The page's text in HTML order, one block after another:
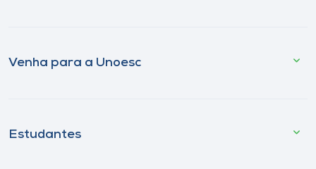
Venha para a Unoesc
Estudantes